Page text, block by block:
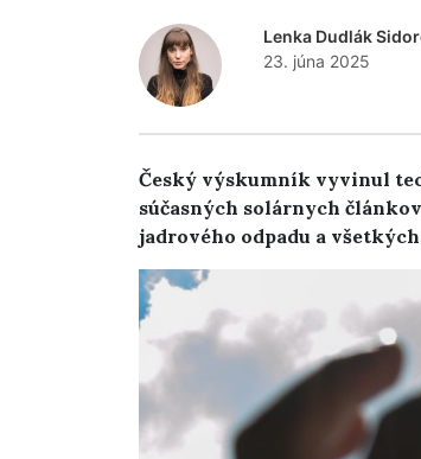
Lenka Dudlák
23. júna 2025
Český výskumník vyvinul
súčasných solárnych
jadrového odpadu a